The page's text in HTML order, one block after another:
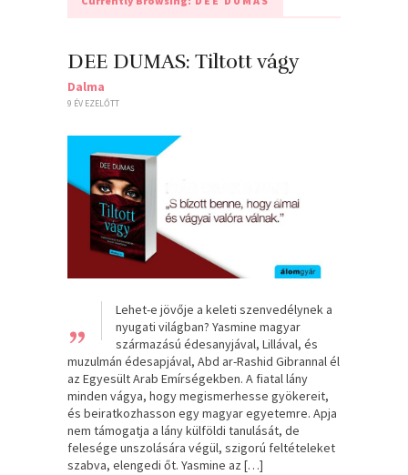
DEE DUMAS: Tiltott ​vágy
Dalma
9 ÉV EZELŐTT
„
Lehet-e jövője a keleti szenvedélynek a
nyugati világban? Yasmine magyar
származású édesanyjával, Lillával, és
muzulmán édesapjával, Abd ar-Rashid Gibrannal él
az Egyesült Arab Emírségekben. A fiatal lány
minden vágya, hogy megismerhesse gyökereit,
és beiratkozhasson egy magyar egyetemre. Apja
nem támogatja a lány külföldi tanulását, de
felesége unszolására végül, szigorú feltételeket
szabva, elengedi őt. Yasmine az […]